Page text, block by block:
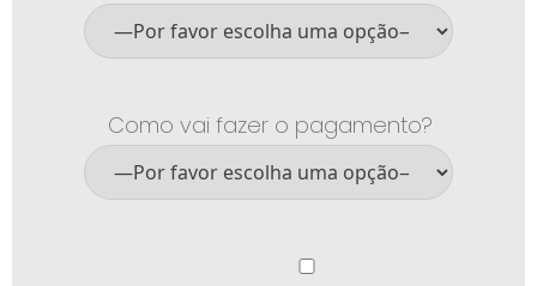
Como vai fazer o pagamento?